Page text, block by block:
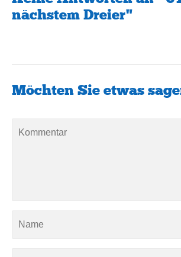
nächstem Dreier"
Möchten Sie etwas